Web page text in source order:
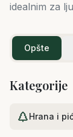
idealnim za
Opšte
Kategorije
Hrana i